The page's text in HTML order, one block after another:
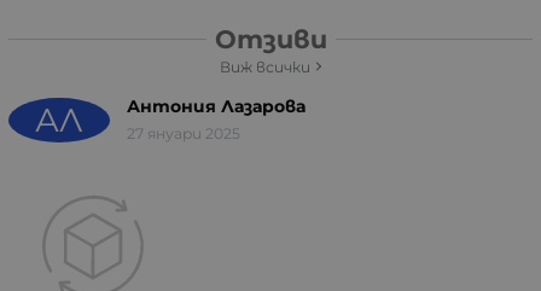
Отзиви
Виж всички
АЛ Антония Лазарова
27 януари 2025